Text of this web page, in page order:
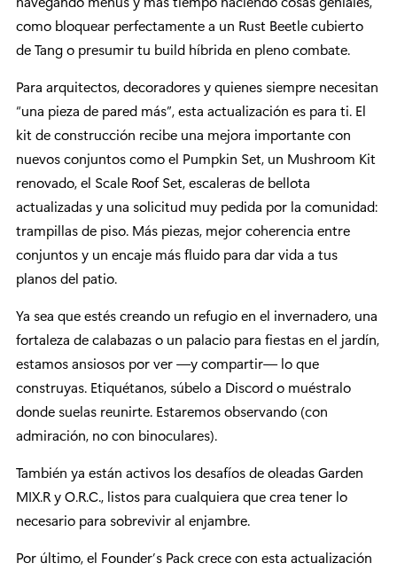
como bloquear perfectamente a un Rust Beetle cubierto
de Tang o presumir tu build híbrida en pleno combate.
Para arquitectos, decoradores y quienes siempre necesitan
“una pieza de pared más”, esta actualización es para ti. El
kit de construcción recibe una mejora importante con
nuevos conjuntos como el Pumpkin Set, un Mushroom Kit
renovado, el Scale Roof Set, escaleras de bellota
actualizadas y una solicitud muy pedida por la comunidad:
trampillas de piso. Más piezas, mejor coherencia entre
conjuntos y un encaje más fluido para dar vida a tus
planos del patio.
Ya sea que estés creando un refugio en el invernadero, una
fortaleza de calabazas o un palacio para fiestas en el jardín,
estamos ansiosos por ver —y compartir— lo que
construyas. Etiquétanos, súbelo a Discord o muéstralo
donde suelas reunirte. Estaremos observando (con
admiración, no con binoculares).
También ya están activos los desafíos de oleadas Garden
MIX.R y O.R.C., listos para cualquiera que crea tener lo
necesario para sobrevivir al enjambre.
Por último, el Founder’s Pack crece con esta actualización